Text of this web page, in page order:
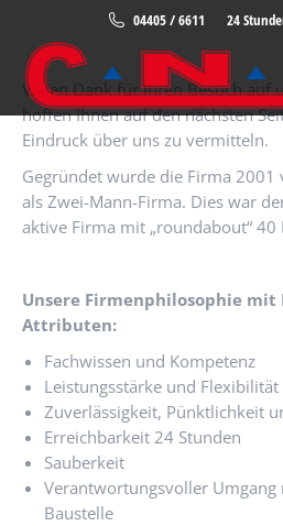
04405 / 6611 24
Vielen Dank für Ihren Besuch auf
hoffen Ihnen auf den nächsten
Eindruck über uns zu vermitteln.
Gegründet wurde die Firma 2001
als Zwei-Mann-Firma. Dies war
aktive Firma mit „roundabout“
Unsere Firmenphilosophie mit
Attributen:
Fachwissen und Kompetenz
Leistungsstärke und Flexibilität
Zuverlässigkeit, Pünktlichkeit
Erreichbarkeit 24 Stunden
Sauberkeit
Verantwortungsvoller Umgang
Baustelle